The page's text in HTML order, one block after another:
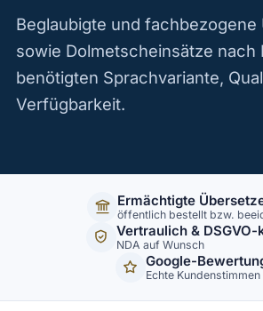
Beglaubigte und
sowie Dolmetscheinsätze nach
benötigten Sprachvariante,
Verfügbarkeit.
Ermächtigte
öffentlich bestellt bzw.
Vertraulich &
NDA auf Wunsch
Google-
Echte Kundenstimmen